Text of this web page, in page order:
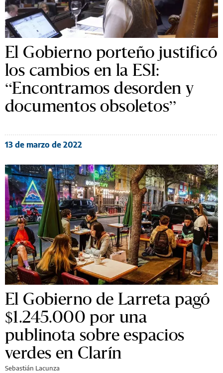
El Gobierno porteño justificó
los cambios en la ESI:
“Encontramos desorden y
documentos obsoletos”
13 de marzo de 2022
El Gobierno de Larreta pagó
$1.245.000 por una
publinota sobre espacios
verdes en Clarín
Sebastián Lacunza